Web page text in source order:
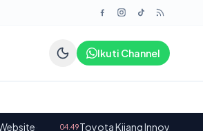
Ikuti Channel
Kijang Innova V Diesel 2014: Mengapa